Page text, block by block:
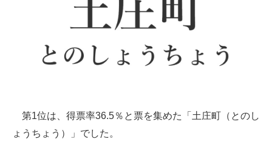
第1位は、得票率36.5％と票を集めた「土庄町（とのし
ょうちょう）」でした。